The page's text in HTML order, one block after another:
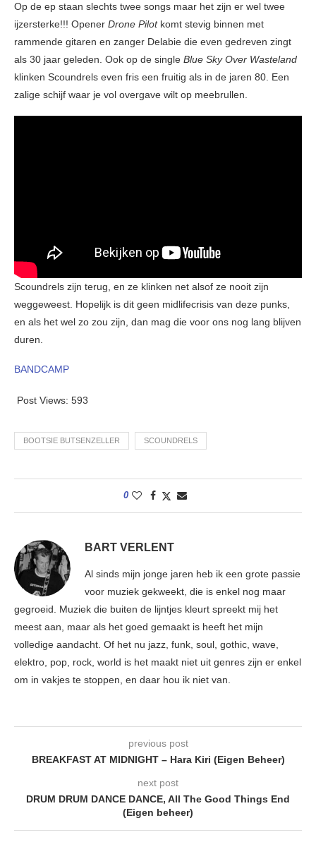
Op de ep staan slechts twee songs maar het zijn er wel twee
ijzersterke!!! Opener Drone Pilotkomt stevig binnen met
rammende gitaren en zanger Delabie die even gedreven zingt
als 30 jaar geleden. Ook op de single Blue Sky Over Wasteland
klinken Scoundrels even fris een fruitig als in de jaren 80. Een
zalige schijf waar je vol overgave wilt op meebrullen.
Scoundrels zijn terug, en ze klinken net alsof ze nooit zijn
weggeweest. Hopelijk is dit geen midlifecrisis van deze punks,
en als het wel zo zou zijn, dan mag die voor ons nog lang blijven
duren.
BANDCAMP
Post Views: 593
BOOTSIE BUTSENZELLER SCOUNDRELS
0
BART VERLENT
Al sinds mijn jonge jaren heb ik een grote passie
voor muziek gekweekt, die is enkel nog maar
gegroeid. Muziek die buiten de lijntjes kleurt spreekt mij het
meest aan, maar als het goed gemaakt is heeft het mijn
volledige aandacht. Of het nu jazz, funk, soul, gothic, wave,
elektro, pop, rock, world is het maakt niet uit genres zijn er enkel
om in vakjes te stoppen, en daar hou ik niet van.
previous post
BREAKFAST AT MIDNIGHT – Hara Kiri (Eigen Beheer)
next post
DRUM DRUM DANCE DANCE, All The Good Things End
(Eigen beheer)